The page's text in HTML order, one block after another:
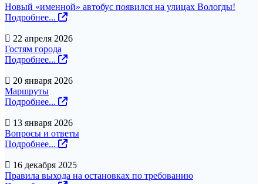
Новый «именной» автобус появился на улицах Вологды!
Подробнее...
22 апреля 2026
Гостям города
Подробнее...
20 января 2026
Маршруты
Подробнее...
13 января 2026
Вопросы и ответы
Подробнее...
16 декабря 2025
Правила выхода на остановках по требованию